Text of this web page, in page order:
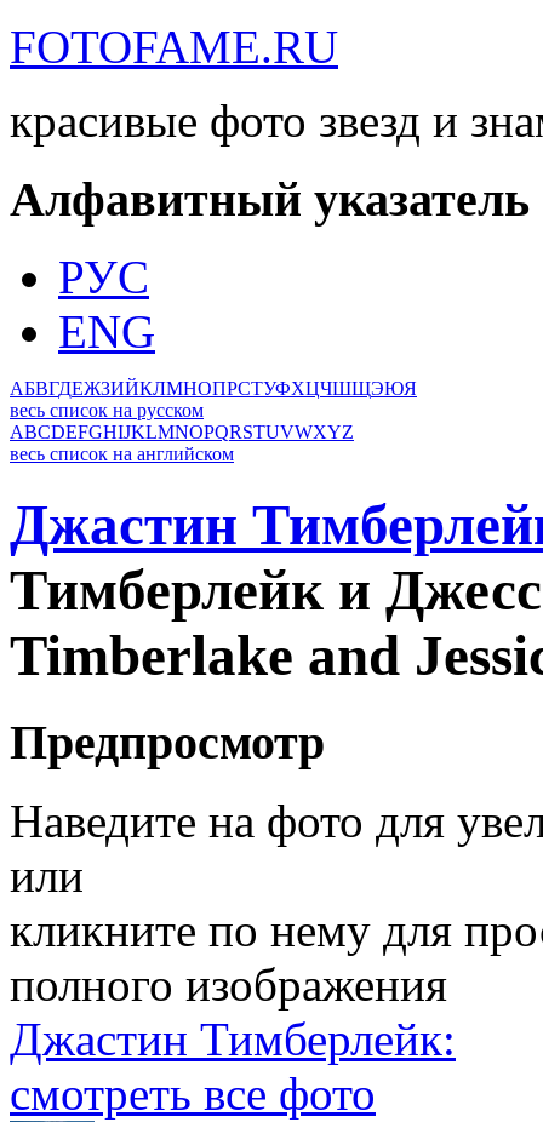
FOTOFAME.RU
красивые фото звезд и
Алфавитный указатель
РУС
ENG
АБВГДЕЖЗИЙКЛМНОПРСТУФХЦЧШЩЭЮЯ
весь список на русском
ABCDEFGHIJKLMNOPQRSTUVWXYZ
весь список на английском
Джастин
Тимберлейк и
Timberlake and
Предпросмотр
Наведите на фото для
или
кликните по нему для
полного изображения
Джастин Тимберлейк:
смотреть все фото